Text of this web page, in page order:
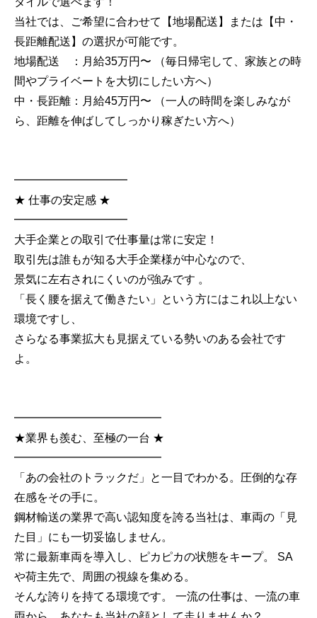
当社では、ご希望に合わせて【地場配送】または【中・
長距離配送】の選択が可能です。
地場配送 ：月給35万円〜 （毎日帰宅して、家族との時
間やプライベートを大切にしたい方へ）
中・長距離：月給45万円〜 （一人の時間を楽しみなが
ら、距離を伸ばしてしっかり稼ぎたい方へ）
━━━━━━━━━━
★ 仕事の安定感 ★
━━━━━━━━━━
大手企業との取引で仕事量は常に安定！
取引先は誰もが知る大手企業様が中心なので、
景気に左右されにくいのが強みです 。
「長く腰を据えて働きたい」という方にはこれ以上ない
環境ですし、
さらなる事業拡大も見据えている勢いのある会社です
よ。
━━━━━━━━━━━━━
★業界も羨む、至極の一台 ★
━━━━━━━━━━━━━
「あの会社のトラックだ」と一目でわかる。圧倒的な存
在感をその手に。
鋼材輸送の業界で高い認知度を誇る当社は、車両の「見
た目」にも一切妥協しません。
常に最新車両を導入し、ピカピカの状態をキープ。 SA
や荷主先で、周囲の視線を集める。
そんな誇りを持てる環境です。 一流の仕事は、一流の車